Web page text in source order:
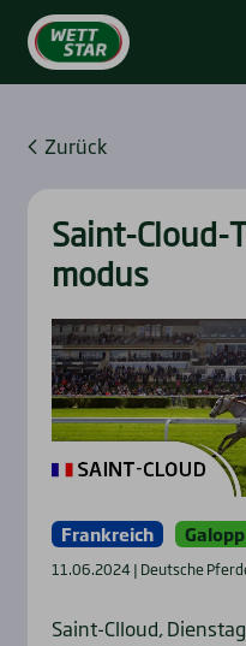
Zurück
Saint-
mo­dus
Frankreich Galopp
11.06.2024 | Deutsche
Saint-Clloud,